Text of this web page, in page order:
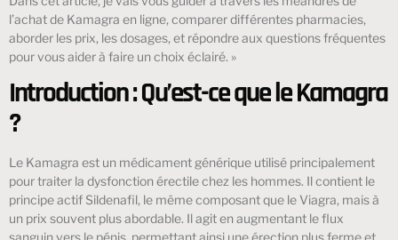
l’achat de Kamagra en ligne, comparer différentes pharmacies,
aborder les prix, les dosages, et répondre aux questions fréquentes
pour vous aider à faire un choix éclairé. »
Introduction : Qu’est-ce que le Kamagra
?
Le Kamagra est un médicament générique utilisé principalement
pour traiter la dysfonction érectile chez les hommes. Il contient le
principe actif Sildenafil, le même composant que le Viagra, mais à
un prix souvent plus abordable. Il agit en augmentant le flux